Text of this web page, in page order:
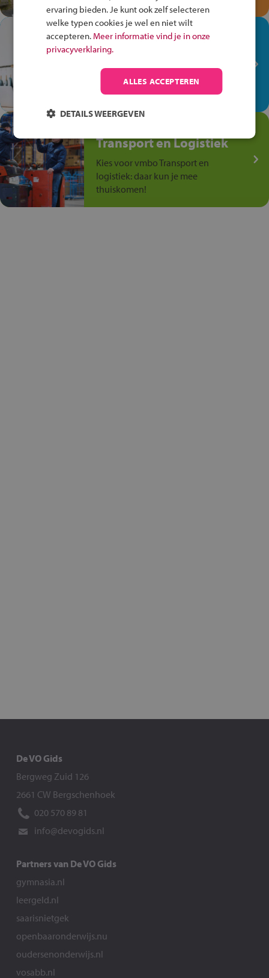
In de winkel ben je op je
plek!
Ontdek via het vmbo jouw talent
op de winkelvloer, waar elke dag
anders is!
Transport en Logistiek
Kies voor vmbo Transport en
logistiek: daar kun je mee
thuiskomen!
De VO Gids
Bergweg Zuid 126
2661 CW Bergschenhoek
020 570 89 81
info@devogids.nl
Partners van De VO Gids
gymnasia.nl
leergeld.nl
saarisnietgek
openbaaronderwijs.nu
oudersenonderwijs.nl
vosabb.nl
ervaring bieden. Je kunt ook zelf selecteren
welke typen cookies je wel en niet wilt
accepteren. Meer informatie vind je in onze
privacyverklaring.
ALLES ACCEPTEREN
DETAILS WEERGEVEN